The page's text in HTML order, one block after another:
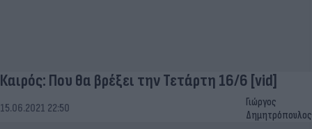
Καιρός: Που θα βρέξει την Τετάρτη 16/6 [vid]
15.06.2021 22:50
Γιώργος
Δημητρόπουλος